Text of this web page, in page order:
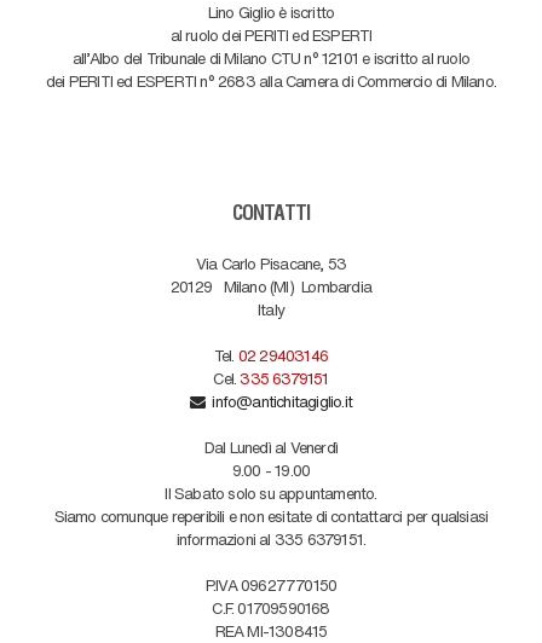
Lino Giglio è iscritto
al ruolo dei PERITI ed ESPERTI
all'Albo del Tribunale di Milano CTU n° 12101 e iscritto al ruolo
dei PERITI ed ESPERTI n° 2683 alla Camera di Commercio di Milano.
CONTATTI
Via Carlo Pisacane, 53
20129 Milano (MI) Lombardia
Italy
Tel. 02 29403146
Cel. 335 6379151
info@antichitagiglio.it
Dal Lunedì al Venerdì
9.00 - 19.00
Il Sabato solo su appuntamento.
Siamo comunque reperibili e non esitate di contattarci per qualsiasi
informazioni al 335 6379151.
P.IVA 09627770150
C.F. 01709590168
REA MI-1308415